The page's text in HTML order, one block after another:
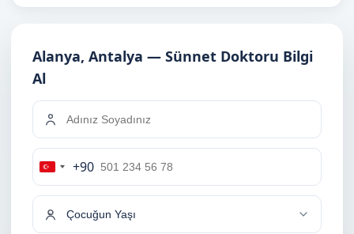
Alanya, Antalya — Sünnet Doktoru Bilgi
Al
Turkey
+90
+90